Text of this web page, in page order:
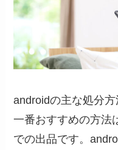
androidの主な処分方
一番おすすめの方法
での出品です。